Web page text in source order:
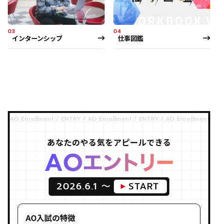
03
インターンシップ
04
仕事図鑑
あなたのやる気をアピールできる
2026.6.1 〜 START
AO入試の特徴